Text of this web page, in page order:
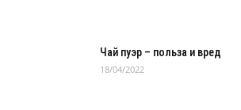
Чай пуэр – польза и вред
18/04/2022